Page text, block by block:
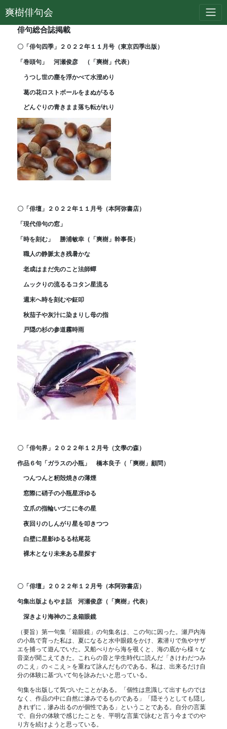
爽樹俳句会
俳句総合誌掲載
〇「俳句四季」２０２２年１１月号（東京四季出版）
「巻頭句」 河瀬俊彦 （「爽樹」代表）
うつし世の塵を浮かべて水澄めり
葛の花ロストボールをまぬがるる
どんぐりの青きまま落ち転がれり
〇「俳壇」２０２２年１１月号（本阿弥書店）
「現代俳句の窓」
「時を刻む」 勝浦敏幸（「爽樹」幹事長）
職人の静脈太き残暑かな
老成はまだ先のこと法師蟬
ムックりの流るるコタン星流る
週末へ時を刻むや鉦叩
秋茄子や灰汁に染まりし母の指
戸隠の杉の参道霧時雨
〇「俳句界」２０２２年１２月号（文學の森）
作品６句「ガラスの小瓶」 橋本良子（「爽樹」顧問）
つんつんと籾殻焼きの薄煙
窓際に硝子の小瓶星冴ゆる
立爪の指輪いづこに冬の星
夜回りのしんがり星を叩きつつ
白壁に星影ゆるる枯尾花
裸木となり未来ある星探す
〇「俳壇」２０２２年１２月号（本阿弥書店）
句集出版よもやま話 河瀬俊彦（「爽樹」代表）
深きより海神のこゑ箱眼鏡
（要旨）第一句集「箱眼鏡」の句集名は、この句に因った。瀬戸内海
の小島で育った私は、夏になると水中眼鏡をかけ、素潜りで魚やサザ
エを捕って遊んでいた。又船べりから海を覗くと、海の底から様々な
音楽が聞こえてきた。これらの音と学生時代に読んだ「きけわだつみ
のこえ」の＜こえ＞を重ねて詠んだものである。私は、出来るだけ自
分の体験に基づいて句を詠みたいと思っている。
句集を出版して気づいたことがある。「個性は意識して出すものでは
なく、作品の中に自然に滲みでるものである」「隠そうとしても隠し
きれずに，滲み出るのが個性である」ということである。自分の言葉
で、自分の体験で感じたことを、平明な言葉で詠むと言う今までのや
り方を続けようと思っている。